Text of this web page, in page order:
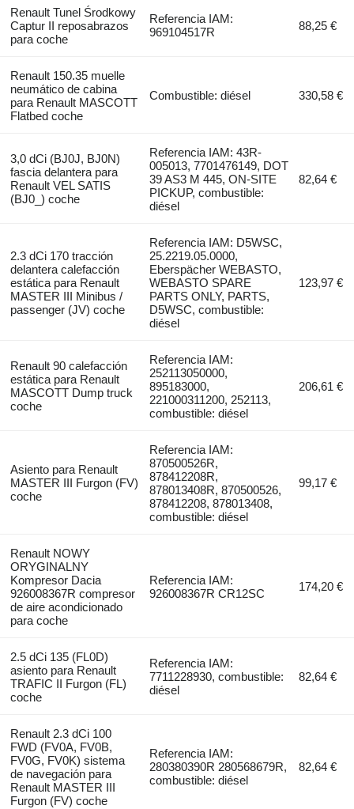
Renault Tunel Środkowy
Captur II reposabrazos
para coche
Referencia IAM:
969104517R
88,25 €
Renault 150.35 muelle
neumático de cabina
para Renault MASCOTT
Flatbed coche
Combustible: diésel 330,58 €
3,0 dCi (BJ0J, BJ0N)
fascia delantera para
Renault VEL SATIS
(BJ0_) coche
Referencia IAM: 43R-
005013, 7701476149, DOT
39 AS3 M 445, ON-SITE
PICKUP, combustible:
diésel
82,64 €
2.3 dCi 170 tracción
delantera calefacción
estática para Renault
MASTER III Minibus /
passenger (JV) coche
Referencia IAM: D5WSC,
25.2219.05.0000,
Eberspächer WEBASTO,
WEBASTO SPARE
PARTS ONLY, PARTS,
D5WSC, combustible:
diésel
123,97 €
Renault 90 calefacción
estática para Renault
MASCOTT Dump truck
coche
Referencia IAM:
252113050000,
895183000,
221000311200, 252113,
combustible: diésel
206,61 €
Asiento para Renault
MASTER III Furgon (FV)
coche
Referencia IAM:
870500526R,
878412208R,
878013408R, 870500526,
878412208, 878013408,
combustible: diésel
99,17 €
Renault NOWY
ORYGINALNY
Kompresor Dacia
926008367R compresor
de aire acondicionado
para coche
Referencia IAM:
926008367R CR12SC
174,20 €
2.5 dCi 135 (FL0D)
asiento para Renault
TRAFIC II Furgon (FL)
coche
Referencia IAM:
7711228930, combustible:
diésel
82,64 €
Renault 2.3 dCi 100
FWD (FV0A, FV0B,
FV0G, FV0K) sistema
de navegación para
Renault MASTER III
Furgon (FV) coche
Referencia IAM:
280380390R 280568679R,
combustible: diésel
82,64 €